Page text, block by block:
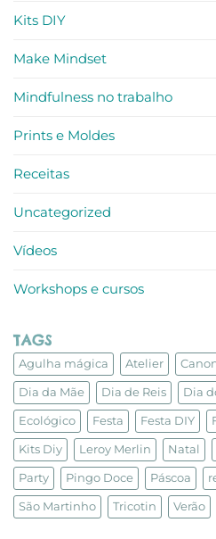
Kits DIY
Make Mindset
Mindfulness no trabalho
Prints e Moldes
Receitas
Uncategorized
Vídeos
Workshops e cursos
TAGS
Agulha mágica Atelier
Dia da Mãe Dia de Reis Dia
Ecológico Festa Festa DIY
Kits Diy Leroy Merlin Natal
Party Pingo Doce Páscoa
São Martinho Tricotin Verão